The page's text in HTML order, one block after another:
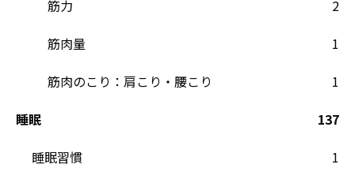
筋力
2
筋肉量
1
筋肉のこり：肩こり・腰こり
1
睡眠
137
睡眠習慣
1